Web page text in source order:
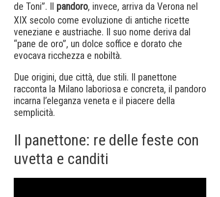
de Toni”. Il pandoro, invece, arriva da Verona nel
XIX secolo come evoluzione di antiche ricette
veneziane e austriache. Il suo nome deriva dal
“pane de oro”, un dolce soffice e dorato che
evocava ricchezza e nobiltà.
Due origini, due città, due stili. Il panettone
racconta la Milano laboriosa e concreta, il pandoro
incarna l’eleganza veneta e il piacere della
semplicità.
Il panettone: re delle feste con
uvetta e canditi